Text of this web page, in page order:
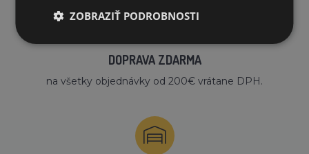
DOPRAVA ZDARMA
na všetky objednávky od 200€ vrátane DPH.
ZOBRAZIŤ PODROBNOSTI